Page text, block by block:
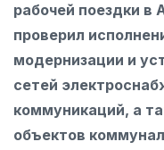
рабочей поездки в
проверил
модернизации и
сетей
коммуникаций, а
объектов